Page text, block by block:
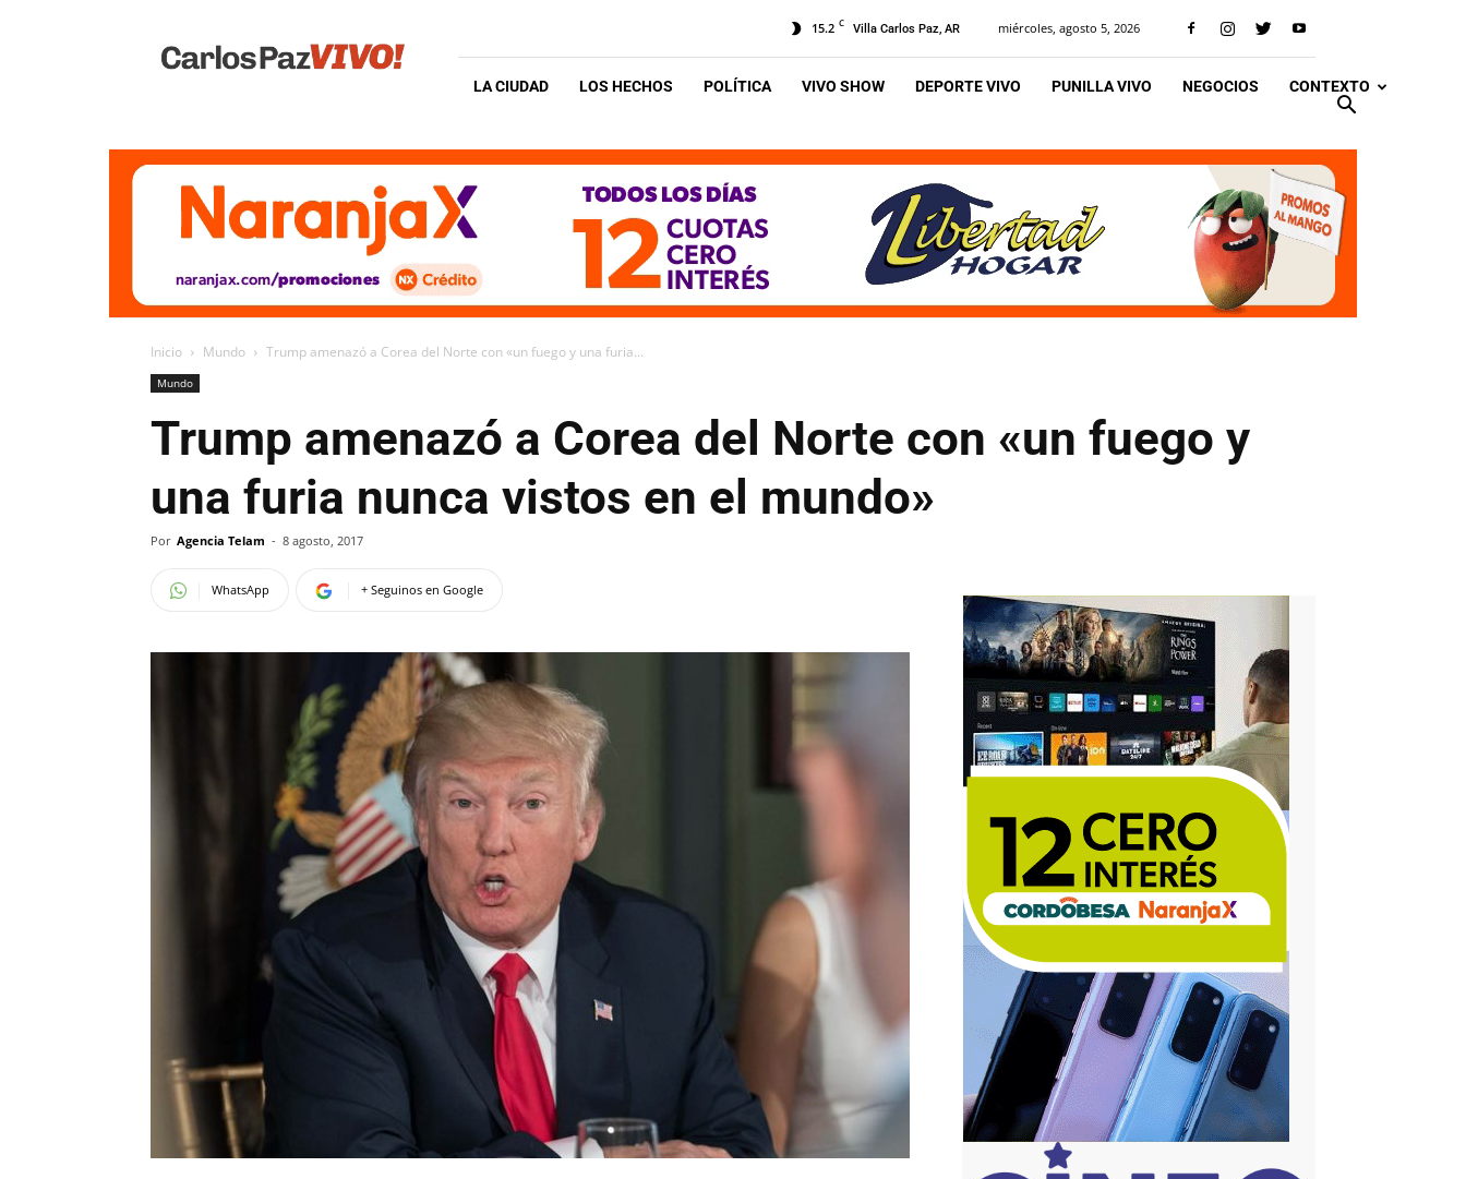
Vivo
15.2 C Villa Carlos Paz, AR miércoles, agosto 5, 2026
LA CIUDAD LOS HECHOS POLÍTICA VIVO SHOW DEPORTE VIVO PUNILLA VIVO NEGOCIOS CONTEXTO
Inicio Mundo Trump amenazó a Corea del Norte con «un fuego y una furia...
Mundo
Trump amenazó a Corea del Norte con «un fuego y
una furia nunca vistos en el mundo»
Por Agencia Telam - 8 agosto, 2017
WhatsApp + Seguinos en Google